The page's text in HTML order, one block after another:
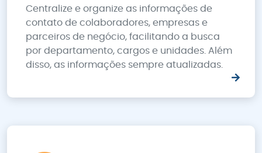
Centralize e organize as informações de
contato de colaboradores, empresas e
parceiros de negócio, facilitando a busca
por departamento, cargos e unidades. Além
disso, as informações sempre atualizadas.